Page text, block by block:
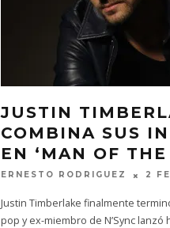
JUSTIN
COMBINA SUS
EN ‘MAN OF THE
ERNESTO RODRIGUEZ 2
Justin Timberlake finalmente
pop y ex-miembro de N’Sync